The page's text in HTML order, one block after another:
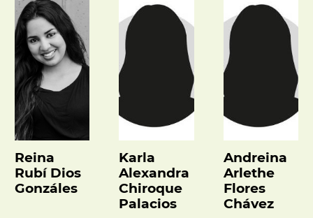
Reina
Rubí Dios
Gonzáles
Karla
Alexandra
Chiroque
Palacios
Andreina
Arlethe
Flores
Chávez